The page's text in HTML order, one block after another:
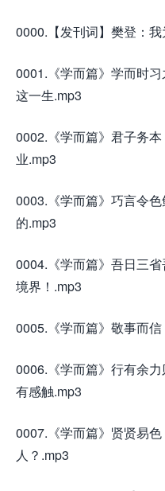
0000.【发刊词】樊登：
0001.《学而篇》学而时
这一生.mp3
0002.《学而篇》君子务
业.mp3
0003.《学而篇》巧言令
的.mp3
0004.《学而篇》吾日三
境界！.mp3
0005.《学而篇》敬事而
0006.《学而篇》行有余
有感触.mp3
0007.《学而篇》贤贤易
人？.mp3